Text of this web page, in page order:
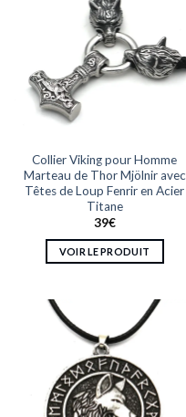
variations.
Les
options
peuvent
être
page
du
produit
Collier Viking pour Homme
Marteau de Thor Mjölnir avec
Têtes de Loup Fenrir en Acier
Titane
39€
VOIR LE PRODUIT
plusieurs
variations.
Les
options
peuvent